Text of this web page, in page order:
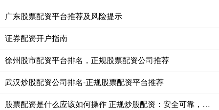
广东股票配资平台推荐及风险提示
证券配资开户指南
徐州股市配资平台排名，正规股票配资公司推荐
武汉炒股配资公司排名-正规股票配资平台推荐
股票配资是什么应该如何操作 正规炒股配资：安全可靠，助您投资无忧